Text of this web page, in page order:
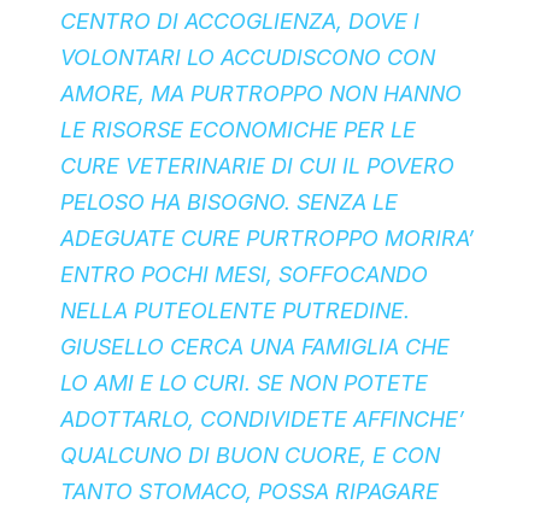
CENTRO DI ACCOGLIENZA, DOVE I
VOLONTARI LO ACCUDISCONO CON
AMORE, MA PURTROPPO NON HANNO
LE RISORSE ECONOMICHE PER LE
CURE VETERINARIE DI CUI IL POVERO
PELOSO HA BISOGNO. SENZA LE
ADEGUATE CURE PURTROPPO MORIRA’
ENTRO POCHI MESI, SOFFOCANDO
NELLA PUTEOLENTE PUTREDINE.
GIUSELLO CERCA UNA FAMIGLIA CHE
LO AMI E LO CURI. SE NON POTETE
ADOTTARLO, CONDIVIDETE AFFINCHE’
QUALCUNO DI BUON CUORE, E CON
TANTO STOMACO, POSSA RIPAGARE